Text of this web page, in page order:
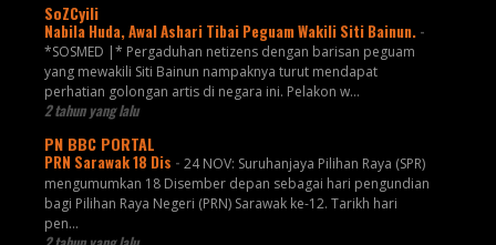
SoZCyili
Nabila Huda, Awal Ashari Tibai Peguam Wakili Siti Bainun. -
*SOSMED |* Pergaduhan netizens dengan barisan peguam
yang mewakili Siti Bainun nampaknya turut mendapat
perhatian golongan artis di negara ini. Pelakon w...
2 tahun yang lalu
PN BBC PORTAL
PRN Sarawak 18 Dis - 24 NOV: Suruhanjaya Pilihan Raya (SPR)
mengumumkan 18 Disember depan sebagai hari pengundian
bagi Pilihan Raya Negeri (PRN) Sarawak ke-12. Tarikh hari
pen...